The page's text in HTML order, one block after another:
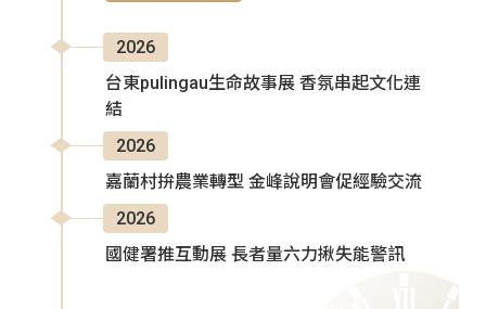
2026
台東pulingau生命故事展 香氛串起文化連
結
2026
嘉蘭村拚農業轉型 金峰說明會促經驗交流
2026
國健署推互動展 長者量六力揪失能警訊